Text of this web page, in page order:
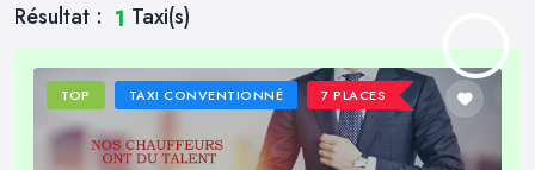
Résultat : 1 Taxi(s)
TOP TAXI CONVENTIONNÉ 7 PLACES